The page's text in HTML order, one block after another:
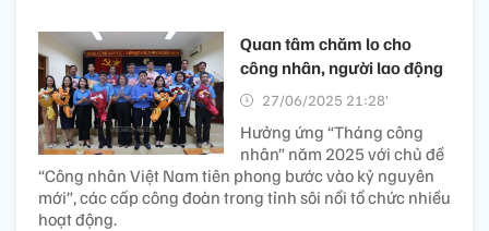
Quan tâm chăm lo cho
công nhân, người lao động
27/06/2025 21:28’
Hưởng ứng “Tháng công
nhân” năm 2025 với chủ đề
“Công nhân Việt Nam tiên phong bước vào kỷ nguyên
mới”, các cấp công đoàn trong tỉnh sôi nổi tổ chức nhiều
hoạt động.